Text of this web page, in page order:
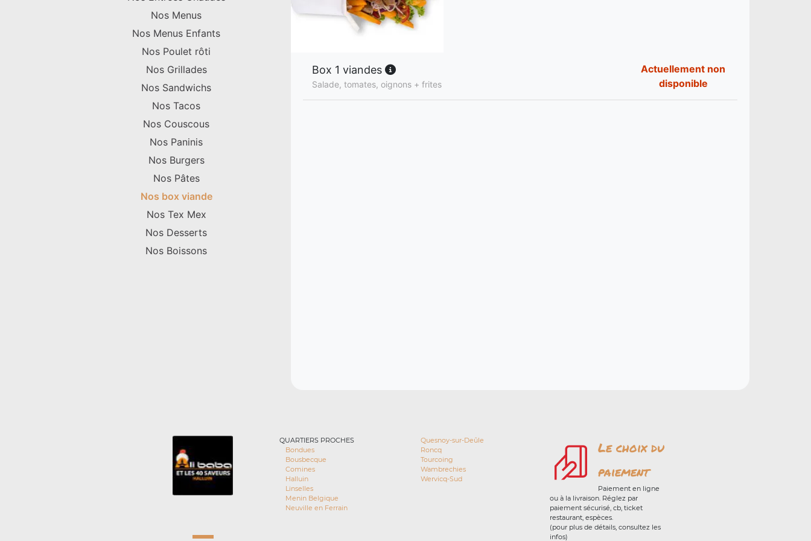
Nos Menus
Nos Menus Enfants
Nos Poulet rôti
Nos Grillades
Nos Sandwichs
Nos Tacos
Nos Couscous
Nos Paninis
Nos Burgers
Nos Pâtes
Nos box viande
Nos Tex Mex
Nos Desserts
Nos Boissons
Box 1 viandes
Salade, tomates, oignons + frites
Actuellement non
disponible
QUARTIERS PROCHES
Bondues
Bousbecque
Comines
Halluin
Linselles
Menin Belgique
Neuville en Ferrain
Quesnoy-sur-Deûle
Roncq
Tourcoing
Wambrechies
Wervicq-Sud
Le choix du
paiement
Paiement en ligne
ou à la livraison. Réglez par
paiement sécurisé, cb, ticket
restaurant, espèces.
(pour plus de détails, consultez les
infos)